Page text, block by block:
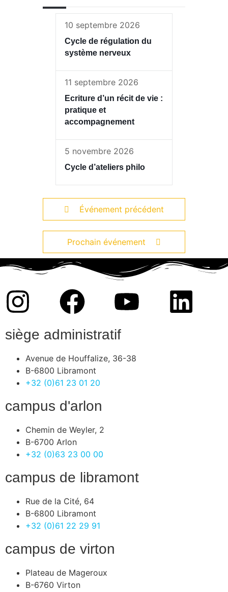
10 septembre 2026
Cycle de régulation du
système nerveux
11 septembre 2026
Ecriture d’un récit de vie :
pratique et
accompagnement
5 novembre 2026
Cycle d’ateliers philo
Événement précédent
Prochain événement
siège administratif
Avenue de Houffalize, 36-38
B-6800 Libramont
+32 (0)61 23 01 20
campus d'arlon
Chemin de Weyler, 2
B-6700 Arlon
+32 (0)63 23 00 00
campus de libramont
Rue de la Cité, 64
B-6800 Libramont
+32 (0)61 22 29 91
campus de virton
Plateau de Mageroux
B-6760 Virton